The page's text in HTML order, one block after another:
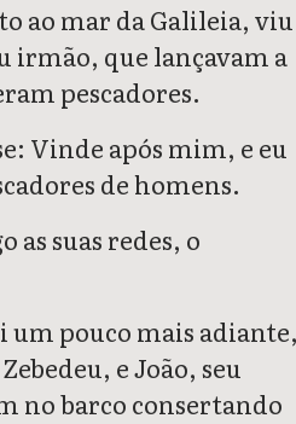
ao mar da Galileia, viu
irmão, que lançavam a
pescadores.
Vinde após mim, e eu
de homens.
as suas redes, o
um pouco mais
e João, seu
no barco consertando